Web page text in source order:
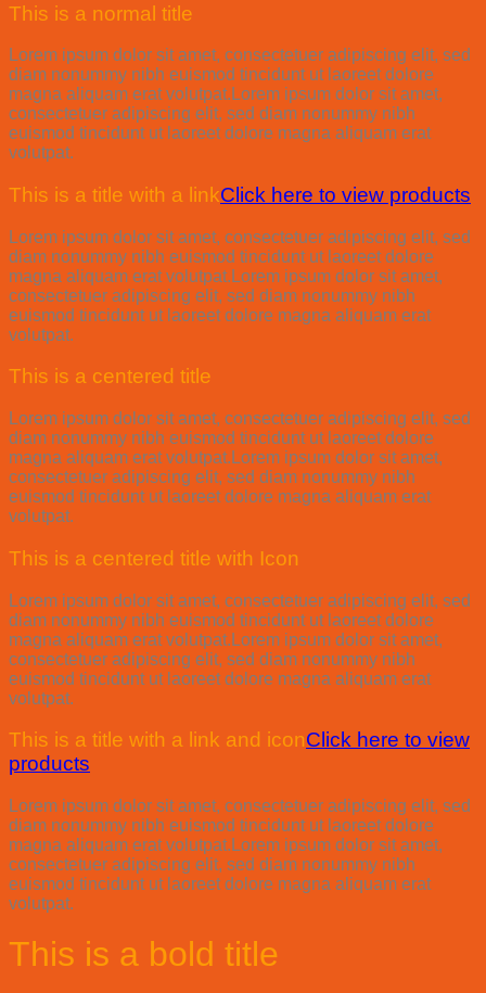
This is a normal title
Lorem ipsum dolor sit amet, consectetuer adipiscing elit, sed
diam nonummy nibh euismod tincidunt ut laoreet dolore
magna aliquam erat volutpat.Lorem ipsum dolor sit amet,
consectetuer adipiscing elit, sed diam nonummy nibh
euismod tincidunt ut laoreet dolore magna aliquam erat
volutpat.
This is a title with a linkClick here to view products
Lorem ipsum dolor sit amet, consectetuer adipiscing elit, sed
diam nonummy nibh euismod tincidunt ut laoreet dolore
magna aliquam erat volutpat.Lorem ipsum dolor sit amet,
consectetuer adipiscing elit, sed diam nonummy nibh
euismod tincidunt ut laoreet dolore magna aliquam erat
volutpat.
This is a centered title
Lorem ipsum dolor sit amet, consectetuer adipiscing elit, sed
diam nonummy nibh euismod tincidunt ut laoreet dolore
magna aliquam erat volutpat.Lorem ipsum dolor sit amet,
consectetuer adipiscing elit, sed diam nonummy nibh
euismod tincidunt ut laoreet dolore magna aliquam erat
volutpat.
This is a centered title with Icon
Lorem ipsum dolor sit amet, consectetuer adipiscing elit, sed
diam nonummy nibh euismod tincidunt ut laoreet dolore
magna aliquam erat volutpat.Lorem ipsum dolor sit amet,
consectetuer adipiscing elit, sed diam nonummy nibh
euismod tincidunt ut laoreet dolore magna aliquam erat
volutpat.
This is a title with a link and iconClick here to view
products
Lorem ipsum dolor sit amet, consectetuer adipiscing elit, sed
diam nonummy nibh euismod tincidunt ut laoreet dolore
magna aliquam erat volutpat.Lorem ipsum dolor sit amet,
consectetuer adipiscing elit, sed diam nonummy nibh
euismod tincidunt ut laoreet dolore magna aliquam erat
volutpat.
This is a bold title